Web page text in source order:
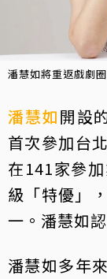
潘慧如將重返戲劇
潘慧如開設
首次參加台
在141家參
級「特優」
一。潘慧如
潘慧如多年